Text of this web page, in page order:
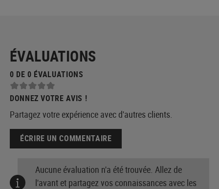
ÉVALUATIONS
0 DE 0 ÉVALUATIONS
DONNEZ VOTRE AVIS !
Partagez votre expérience avec d'autres clients.
ÉCRIRE UN COMMENTAIRE
Aucune évaluation n'a été trouvée. Allez de
l'avant et partagez vos connaissances avec les